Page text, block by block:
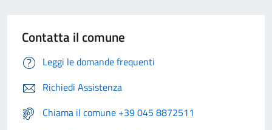
Contatta il comune
Leggi le domande frequenti
Richiedi Assistenza
Chiama il comune +39 045 8872511